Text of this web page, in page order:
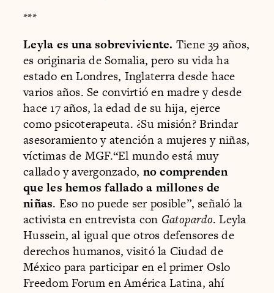
***
Leyla es una sobreviviente. Tiene 39 años,
es originaria de Somalia, pero su vida ha
estado en Londres, Inglaterra desde hace
varios años. Se convirtió en madre y desde
hace 17 años, la edad de su hija, ejerce
como psicoterapeuta. ¿Su misión? Brindar
asesoramiento y atención a mujeres y niñas,
víctimas de MGF.“El mundo está muy
callado y avergonzado, no comprenden
que les hemos fallado a millones de
niñas. Eso no puede ser posible”, señaló la
activista en entrevista con Gatopardo. Leyla
Hussein, al igual que otros defensores de
derechos humanos, visitó la Ciudad de
México para participar en el primer Oslo
Freedom Forum en América Latina, ahí